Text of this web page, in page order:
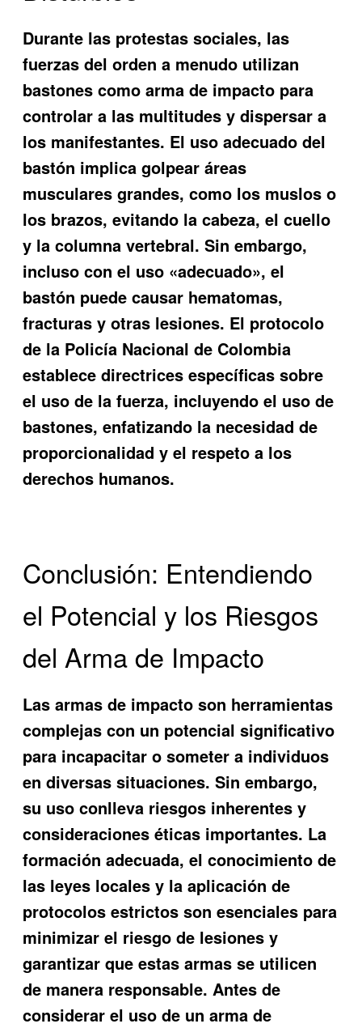
Durante las protestas sociales, las
fuerzas del orden a menudo utilizan
bastones como arma de impacto para
controlar a las multitudes y dispersar a
los manifestantes. El uso adecuado del
bastón implica golpear áreas
musculares grandes, como los muslos o
los brazos, evitando la cabeza, el cuello
y la columna vertebral. Sin embargo,
incluso con el uso «adecuado», el
bastón puede causar hematomas,
fracturas y otras lesiones. El protocolo
de la Policía Nacional de Colombia
establece directrices específicas sobre
el uso de la fuerza, incluyendo el uso de
bastones, enfatizando la necesidad de
proporcionalidad y el respeto a los
derechos humanos.
Conclusión: Entendiendo
el Potencial y los Riesgos
del Arma de Impacto
Las armas de impacto son herramientas
complejas con un potencial significativo
para incapacitar o someter a individuos
en diversas situaciones. Sin embargo,
su uso conlleva riesgos inherentes y
consideraciones éticas importantes. La
formación adecuada, el conocimiento de
las leyes locales y la aplicación de
protocolos estrictos son esenciales para
minimizar el riesgo de lesiones y
garantizar que estas armas se utilicen
de manera responsable. Antes de
considerar el uso de un arma de